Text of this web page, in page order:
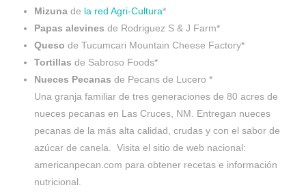
Mizuna de la red Agri-Cultura*
Papas alevines de Rodriguez S & J Farm*
Queso de Tucumcari Mountain Cheese Factory*
Tortillas de Sabroso Foods*
Nueces Pecanas de Pecans de Lucero *
Una granja familiar de tres generaciones de 80 acres de
nueces pecanas en Las Cruces, NM. Entregan nueces
pecanas de la más alta calidad, crudas y con el sabor de
azúcar de canela. Visita el sitio de web nacional:
americanpecan.com para obtener recetas e información
nutricional.